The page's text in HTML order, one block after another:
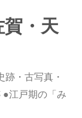
・天
・古写真・
江戸期の「み